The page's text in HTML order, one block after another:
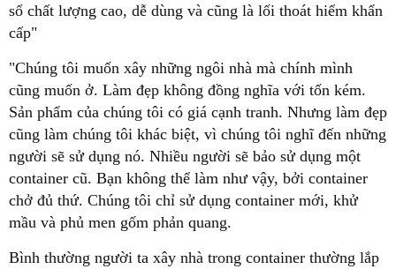
sổ chất lượng cao, dễ dùng và cũng là lối thoát hiểm khẩn
cấp"
"Chúng tôi muốn xây những ngôi nhà mà chính mình
cũng muốn ở. Làm đẹp không đồng nghĩa với tốn kém.
Sản phẩm của chúng tôi có giá cạnh tranh. Nhưng làm đẹp
cũng làm chúng tôi khác biệt, vì chúng tôi nghĩ đến những
người sẽ sử dụng nó. Nhiều người sẽ bảo sử dụng một
container cũ. Bạn không thể làm như vậy, bởi container
chở đủ thứ. Chúng tôi chỉ sử dụng container mới, khử
mầu và phủ men gốm phản quang.
Bình thường người ta xây nhà trong container thường lắp